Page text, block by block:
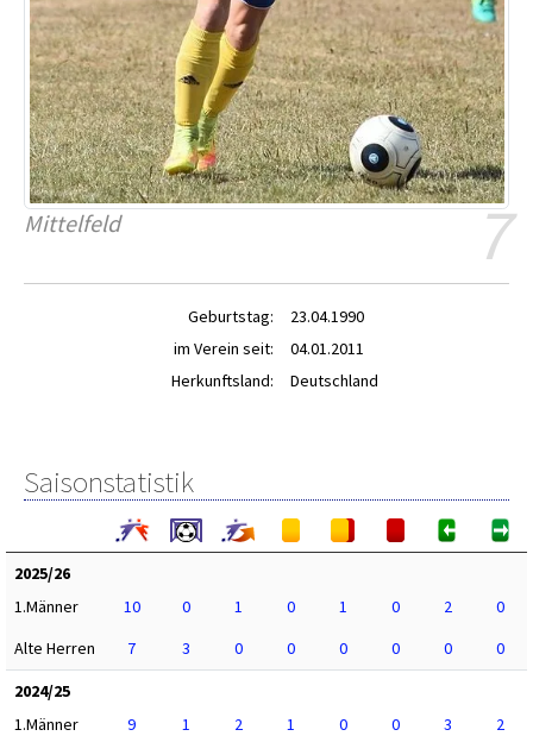
7
Mittelfeld
Geburtstag:
23.04.1990
im Verein seit:
04.01.2011
Herkunftsland:
Deutschland
Saisonstatistik
2025/26
1.Männer
10 0 1 0 1 0 2
0
Alte Herren
7 3 0 0 0 0 0
0
2024/25
1.Männer
9 1 2 1 0 0 3 2